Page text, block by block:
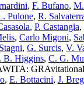
, F. Bufano,
Pulone, R.
, P. Castangia,
, Carlo Migoni,
, G. Surcis, V.
B. Higgins, C. G.
, E. Bottacini, J.